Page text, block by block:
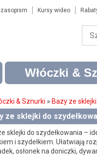
Kursy wideo
Włóczki &
& Sznurki » Bazy ze
ze sklejki do
sklejki do szydełkowania –
i szydełkiem. Ułatwiają
osłonek na doniczki,